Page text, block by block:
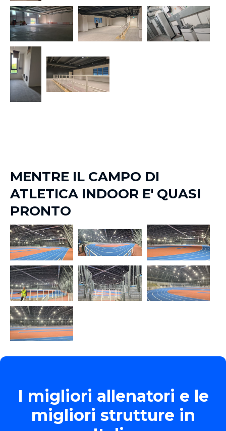
MENTRE IL CAMPO DI
ATLETICA INDOOR E' QUASI
PRONTO
I migliori allenatori e le
migliori strutture in